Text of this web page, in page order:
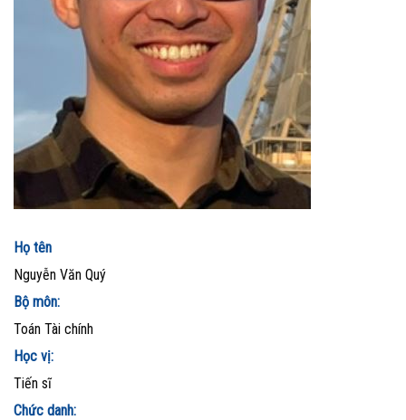
Họ tên
Nguyễn Văn Quý
Bộ môn:
Toán Tài chính
Học vị:
Tiến sĩ
Chức danh: